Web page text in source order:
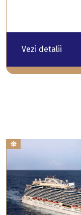
Vezi detalii